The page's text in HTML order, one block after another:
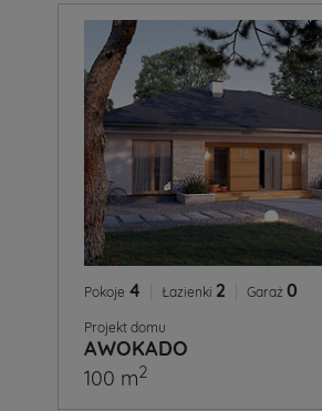
Pokoje 4 Łazienki 2 Garaż 0
Projekt domu
AWOKADO
100 m2